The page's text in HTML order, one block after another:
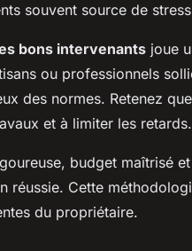
souvent source de
bons intervenants joue
ou professionnels
des normes. Retenez
et à limiter les retards.
budget maîtrisé
réussie. Cette
du propriétaire.